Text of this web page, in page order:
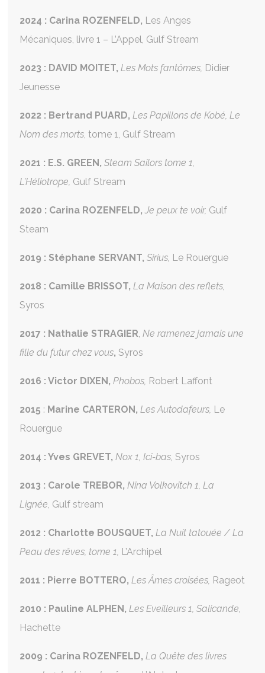
2024 : Carina ROZENFELD, Les Anges
Mécaniques livre 1 – L’Appel, Gulf Stream
2023 : DAVID MOITET,Les Mots fantômes, Didier
Jeunesse
2022 : Bertrand PUARD,Les Papillons de Kobé, Le
Nom des morts , tome 1, Gulf Stream
2021 : E.S. GREEN,Steam Sailors tome 1,
L’Héliotrope, Gulf Stream
2020 : Carina ROZENFELD, Je peux te voir, Gulf
Steam
2019 : Stéphane SERVANT, Sirius, Le Rouergue
2018 : Camille BRISSOT,La Maison des reflets,
Syros
2017 : Nathalie STRAGIER ,Ne ramenez jamais une
fille du futur chez vous, Syros
2016 : Victor DIXEN, Phobos, Robert Laffont
2015 : Marine CARTERON, Les Autodafeurs, Le
Rouergue
2014 : Yves GREVET, Nox 1, Ici-bas,Syros
2013 : Carole TREBOR, Nina Volkovitch 1, La
Lignée, Gulf stream
2012 : Charlotte BOUSQUET, La Nuit tatouée / La
Peau des rêves, tome 1, L’Archipel
2011 : Pierre BOTTERO, Les Âmes croisées, Rageot
2010 : Pauline ALPHEN, Les Eveilleurs 1, Salicande,
Hachette
2009 : Carina ROZENFELD, La Quête des livres